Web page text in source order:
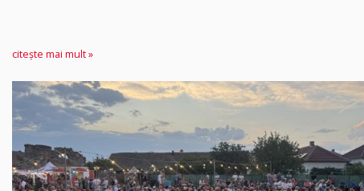
citește mai mult »